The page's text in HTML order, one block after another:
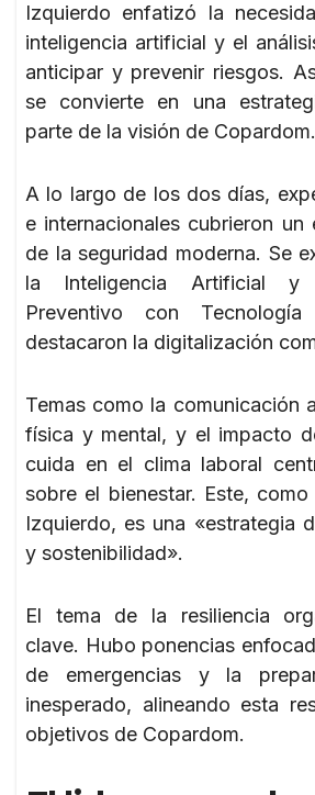
Izquierdo enfatizó la
inteligencia artificial y el
anticipar y prevenir riesgos.
se convierte en una
parte de la visión de Copardom.
A lo largo de los dos días,
e internacionales cubrieron un
de la seguridad moderna. Se
la Inteligencia Artificial y
Preventivo con
destacaron la digitalización
Temas como la comunicación
física y mental, y el impacto
cuida en el clima laboral
sobre el bienestar. Este, como
Izquierdo, es una «estrategia
y sostenibilidad».
El tema de la resiliencia
clave. Hubo ponencias
de emergencias y la
inesperado, alineando esta
objetivos de Copardom.